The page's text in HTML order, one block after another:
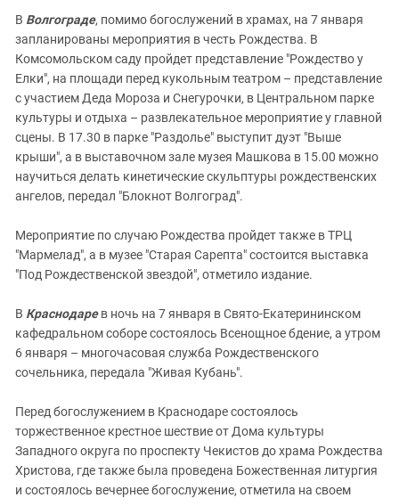
В Волгограде, помимо богослужений в храмах, на 7 января
запланированы мероприятия в честь Рождества. В
Комсомольском саду пройдет представление "Рождество у
Елки", на площади перед кукольным театром – представление
с участием Деда Мороза и Снегурочки, в Центральном парке
культуры и отдыха – развлекательное мероприятие у главной
сцены. В 17.30 в парке "Раздолье" выступит дуэт "Выше
крыши", а в выставочном зале музея Машкова в 15.00 можно
научиться делать кинетические скульптуры рождественских
ангелов, передал "Блокнот Волгоград".
Мероприятие по случаю Рождества пройдет также в ТРЦ
"Мармелад", а в музее "Старая Сарепта" состоится выставка
"Под Рождественской звездой", отметило издание.
В Краснодарев ночь на 7 января в Свято-Екатерининском
кафедральном соборе состоялось Всенощное бдение, а утром
6 января – многочасовая служба Рождественского
сочельника, передала "Живая Кубань".
Перед богослужением в Краснодаре состоялось
торжественное крестное шествие от Дома культуры
Западного округа по проспекту Чекистов до храма Рождества
Христова, где также была проведена Божественная литургия
и состоялось вечернее богослужение, отметила на своем